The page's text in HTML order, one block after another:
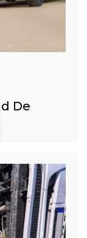
De